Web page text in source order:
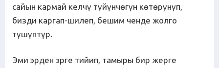
сайын кармай келчү түйүнчөгүн көтөрүнүп,
бизди каргап-шилеп, бешим ченде жолго
түшүптүр.
Эми эрден эрге тийип, тамыры бир жерге